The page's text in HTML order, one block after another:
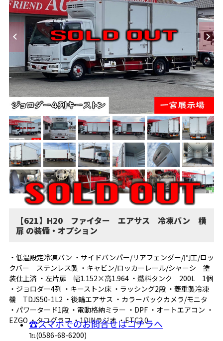
【621】H20 ファイター エアサス 冷凍バン 横
扉 の装備・オプション
・低温設定冷凍バン ・サイドバンパー/リアフェンダー/門工/ロッ
クバー ステンレス製 ・キャビン/ロッカーレール/シャーシ 塗
装仕上済 ・左片扉 幅1.152×高1.964 ・燃料タンク 200L 1個
・ジョロダー4列 ・キーストン床 ・ラッシング2段 ・菱重製冷凍
機 TDJS50-1L2 ・後輪エアサス ・カラーバックカメラ/モニタ
・パワータード1段 ・電動格納ミラー ・DPF ・オートエアコン ・
EZGO ・タコグラフ ・1DINラジオ ・ETC2.0
☎スマホでのお問合せはコチラへ
℡(0586-68-6200)